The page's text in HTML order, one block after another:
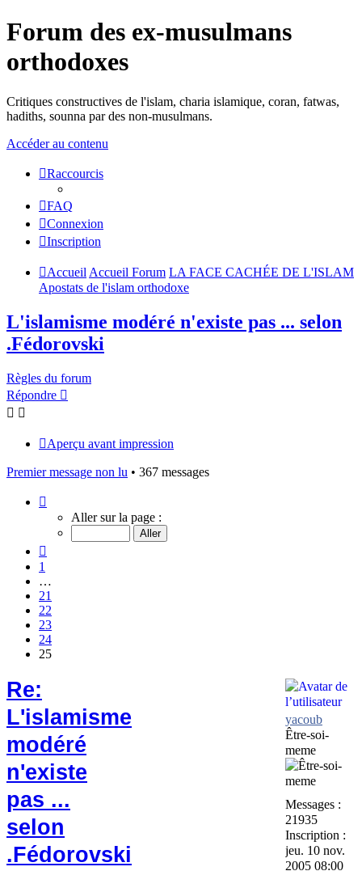
Forum des ex-musulmans
orthodoxes
Critiques constructives de l'islam, charia islamique, coran, fatwas,
hadiths, sounna par des non-musulmans.
Accéder au contenu
Raccourcis
FAQ
Connexion
Inscription
Accueil Accueil Forum LA FACE CACHÉE DE L'ISLAM
Apostats de l'islam orthodoxe
L'islamisme modéré n'existe pas ... selon
.Fédorovski
Règles du forum
Répondre
Aperçu avant impression
Premier message non lu • 367 messages
25
sur
Aller sur la page :
1
…
21
22
23
24
25
yacoub
Être-soi-
meme
Messages :
21935
Inscription :
jeu. 10 nov.
2005 08:00
Re:
L'islamisme
modéré
n'existe
pas ...
selon
.Fédorovski